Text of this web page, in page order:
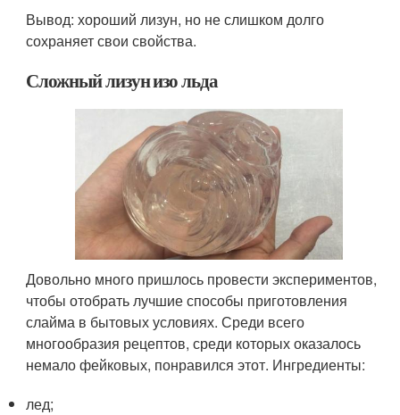
Вывод: хороший лизун, но не слишком долго
сохраняет свои свойства.
Сложный лизун изо льда
Довольно много пришлось провести экспериментов,
чтобы отобрать лучшие способы приготовления
слайма в бытовых условиях. Среди всего
многообразия рецептов, среди которых оказалось
немало фейковых, понравился этот. Ингредиенты:
лед;